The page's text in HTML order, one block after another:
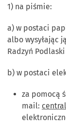
1) na piśmie:
a) w postaci
albo wysyłając
Radzyń
b) w postaci
za pomocą
mail: